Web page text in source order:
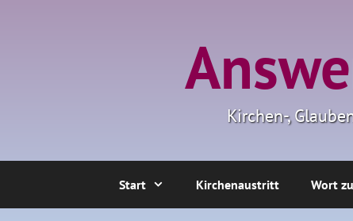
Kirchen-,
Start Kirchenaustritt Wort